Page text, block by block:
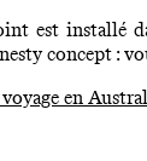
est installé
concept :
en